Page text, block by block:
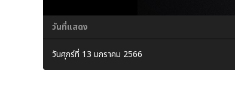
วันที่แสดง
วันศุกร์ที่ 13 มกราคม 2566